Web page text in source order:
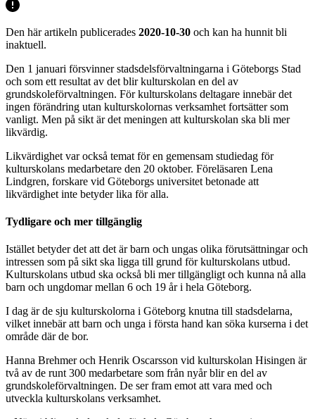
Den här artikeln publicerades 2020-10-30 och kan ha hunnit bli
inaktuell.
Den 1 januari försvinner stadsdelsförvaltningarna i Göteborgs Stad
och som ett resultat av det blir kulturskolan en del av
grundskoleförvaltningen. För kulturskolans deltagare innebär det
ingen förändring utan kulturskolornas verksamhet fortsätter som
vanligt. Men på sikt är det meningen att kulturskolan ska bli mer
likvärdig.
Likvärdighet var också temat för en gemensam studiedag för
kulturskolans medarbetare den 20 oktober. Föreläsaren Lena
Lindgren, forskare vid Göteborgs universitet betonade att
likvärdighet inte betyder lika för alla.
Tydligare och mer tillgänglig
Istället betyder det att det är barn och ungas olika förutsättningar och
intressen som på sikt ska ligga till grund för kulturskolans utbud.
Kulturskolans utbud ska också bli mer tillgängligt och kunna nå alla
barn och ungdomar mellan 6 och 19 år i hela Göteborg.
I dag är de sju kulturskolorna i Göteborg knutna till stadsdelarna,
vilket innebär att barn och unga i första hand kan söka kurserna i det
område där de bor.
Hanna Brehmer och Henrik Oscarsson vid kulturskolan Hisingen är
två av de runt 300 medarbetare som från nyår blir en del av
grundskoleförvaltningen. De ser fram emot att vara med och
utveckla kulturskolans verksamhet.